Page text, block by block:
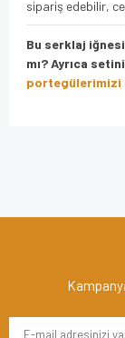
sipariş edebilir,
Bu serklaj
mı? Ayrıca
portegülerimizi
Ürün
Ürün